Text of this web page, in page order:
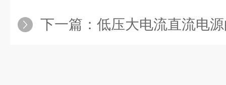
下一篇： 低压大电流直流电源的保险丝熔